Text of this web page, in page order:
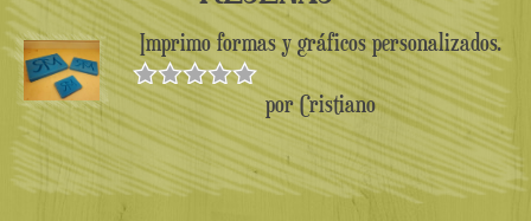
Imprimo formas y gráficos personalizados.
Valorado en
5de 5
por Cristiano